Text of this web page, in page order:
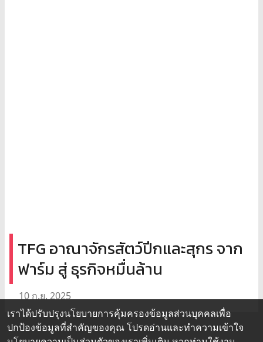
TFG อาณาจักรสัตว์ปีกและสุกร จาก
ฟาร์ม สู่ ธุรกิจหมื่นล้าน
10 ก.ย. 2025
เราได้ปรับปรุงนโยบายการคุ้มครองข้อมูลส่วนบุคคลเพื่อ
ปกป้องข้อมูลที่สำคัญของคุณ โปรดอ่านและทำความเข้าใจ